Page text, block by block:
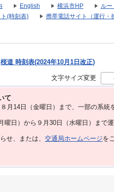
English 横浜市HP ル
(時刻表) 携帯電話サイト（運行・
桜道 時刻表(2024年10月1日改正)
文字サイズ変更
て
⽉14⽇（金曜日）まで、⼀部の系統
日）から９月30日（水曜日）まで運
せ、または、 交通局ホームページを